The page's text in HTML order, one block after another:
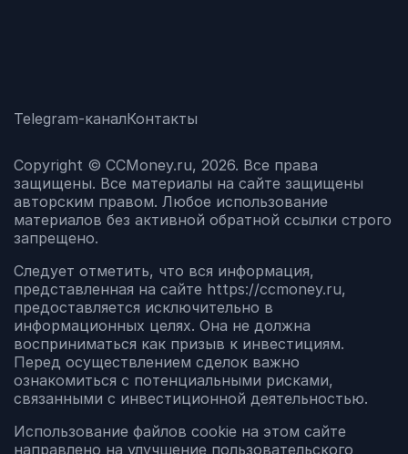
Telegram-каналКонтакты
Copyright © CCMoney.ru, 2026. Все права
защищены. Все материалы на сайте защищены
авторским правом. Любое использование
материалов без активной обратной ссылки строго
запрещено.
Следует отметить, что вся информация,
представленная на сайте https://ccmoney.ru,
предоставляется исключительно в
информационных целях. Она не должна
восприниматься как призыв к инвестициям.
Перед осуществлением сделок важно
ознакомиться с потенциальными рисками,
связанными с инвестиционной деятельностью.
Использование файлов cookie на этом сайте
направлено на улучшение пользовательского